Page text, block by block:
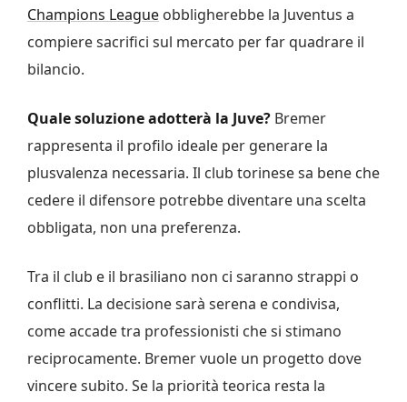
Champions League obbligherebbe la Juventus a
compiere sacrifici sul mercato per far quadrare il
bilancio.
Quale soluzione adotterà la Juve? Bremer
rappresenta il profilo ideale per generare la
plusvalenza necessaria. Il club torinese sa bene che
cedere il difensore potrebbe diventare una scelta
obbligata, non una preferenza.
Tra il club e il brasiliano non ci saranno strappi o
conflitti. La decisione sarà serena e condivisa,
come accade tra professionisti che si stimano
reciprocamente. Bremer vuole un progetto dove
vincere subito. Se la priorità teorica resta la